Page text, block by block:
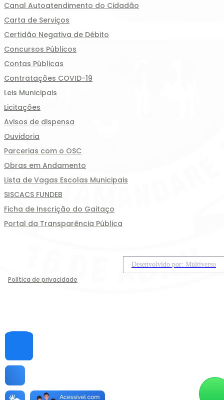
Canal Autoatendimento do Cidadão
Carta de Serviços
Certidão Negativa de Débito
Concursos Públicos
Contas Públicas
Contratações COVID-19
Leis Municipais
Licitações
Avisos de dispensa
Ouvidoria
Parcerias com o OSC
Obras em Andamento
Lista de Vagas Escolas Municipais
SISCACS FUNDEB
Ficha de Inscrição do Gaitaço
Portal da Transparência Pública
Política de privacidade
Desenvolvido por: Multiverso